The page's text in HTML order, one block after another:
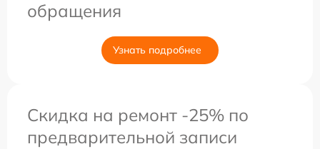
обращения
Узнать подробнее
Скидка на ремонт -25% по
предварительной записи